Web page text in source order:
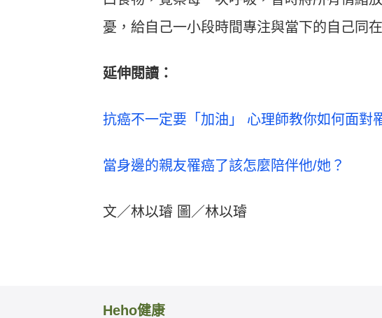
憂，給自己一小段時間專注與當下的自己同
延伸閱讀：
抗癌不一定要「加油」 心理師教你如何面對
當身邊的親友罹癌了該怎麼陪伴他/她？
文／林以璿 圖／林以璿
Heho健康